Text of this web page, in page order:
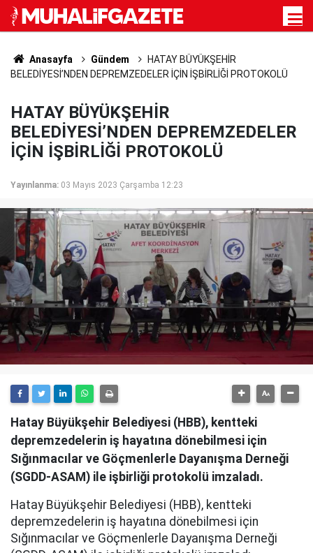
Anasayfa Gündem
HATAY BÜYÜKŞEHİR
BELEDİYESİ’NDEN DEPREMZEDELER İÇİN İŞBİRLİĞİ PROTOKOLÜ
HATAY BÜYÜKŞEHİR
BELEDİYESİ’NDEN DEPREMZEDELER
İÇİN İŞBİRLİĞİ PROTOKOLÜ
Yayınlanma: 03 Mayıs 2023 Çarşamba 12:23
Hatay Büyükşehir Belediyesi (HBB), kentteki
depremzedelerin iş hayatına dönebilmesi için
Sığınmacılar ve Göçmenlerle Dayanışma Derneği
(SGDD-ASAM) ile işbirliği protokolü imzaladı.
Hatay Büyükşehir Belediyesi (HBB), kentteki
depremzedelerin iş hayatına dönebilmesi için
Sığınmacılar ve Göçmenlerle Dayanışma Derneği